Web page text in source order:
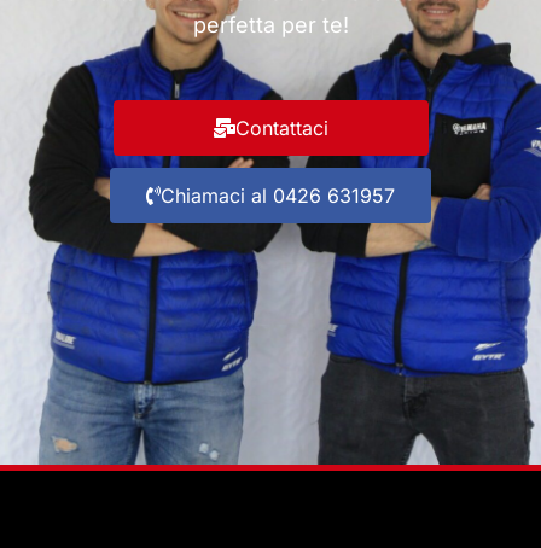
perfetta per te!
Contattaci
Chiamaci al 0426 631957